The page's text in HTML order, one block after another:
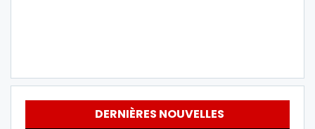
DERNIÈRES NOUVELLES